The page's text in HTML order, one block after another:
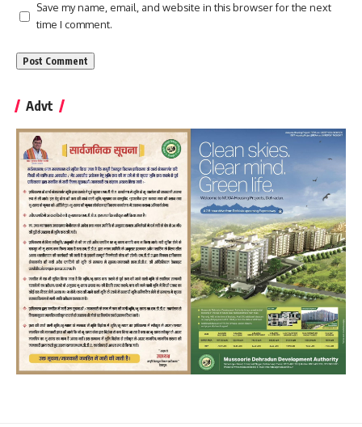
Save my name, email, and website in this browser for the next
time I comment.
Advt